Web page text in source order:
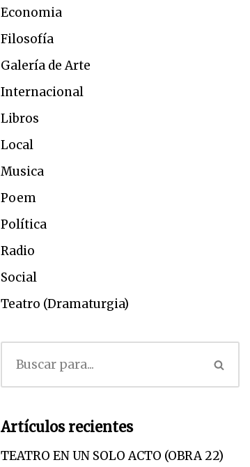
Economia
Filosofía
Galería de Arte
Internacional
Libros
Local
Musica
Poem
Política
Radio
Social
Teatro (Dramaturgia)
Artículos recientes
TEATRO EN UN SOLO ACTO (OBRA 22)